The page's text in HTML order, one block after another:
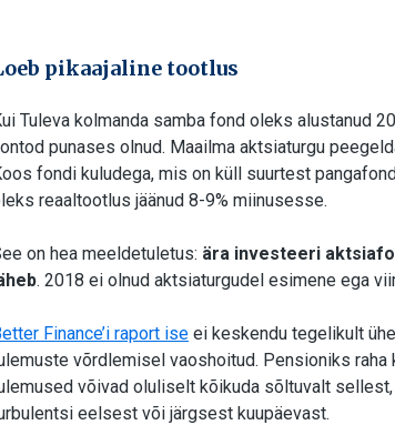
pikaajaline tootlus
Tuleva kolmanda samba fond oleks alustanud
punases olnud. Maailma aktsiaturgu
fondi kuludega, mis on küll suurtest
reaaltootlus jäänud 8-9% miinusesse.
on hea meeldetuletus: ära investeeri
. 2018 ei olnud aktsiaturgudel esimene ega
Finance’i raport ise ei keskendu tegelikult
võrdlemisel vaoshoitud. Pensioniks
võivad oluliselt kõikuda sõltuvalt
eelsest või järgsest kuupäevast.